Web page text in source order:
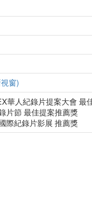
窗)
華人紀錄片提案大會 最
片節 最佳提案推薦獎
際紀錄片影展 推薦獎